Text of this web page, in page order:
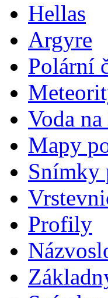
Hellas
Argyre
Polární
Voda
Mapy
Snímky
Profily